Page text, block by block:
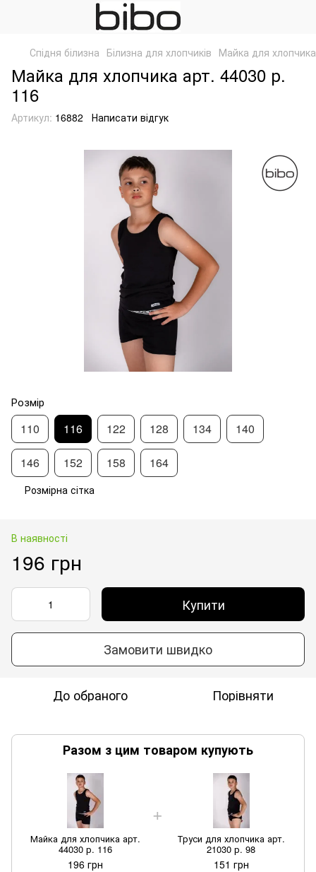
Спідня білизна Білизна для хлопчиків Майка для
Майка для хлопчика арт. 44030 р.
116
Артикул: 16882 Написати відгук
Розмір
110 116 122 128 134 140
146 152 158 164
Розмірна сітка
В наявності
196 грн
Купити
Замовити швидко
До обраного Порівняти
Разом з цим товаром купують
Майка для хлопчика арт.
44030 р. 116
196 грн
Труси для хлопчика арт.
21030 р. 98
151 грн